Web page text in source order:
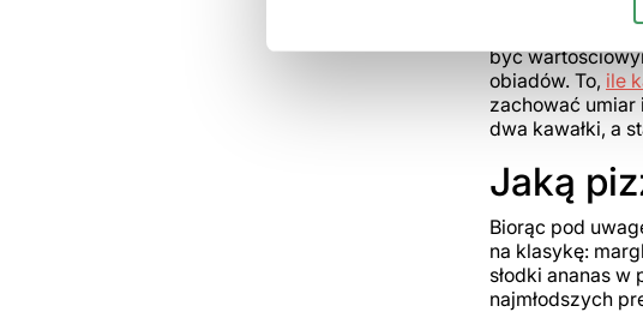
Kolejna ważna
składu i
być
obiadów. To, ile
zachować umiar
dwa kawałki, a
Jaką
Biorąc pod
na klasykę:
słodki ananas
najmłodszych